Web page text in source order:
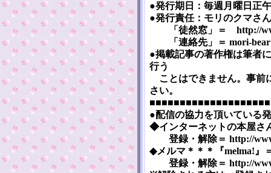
●発行期日：毎週月曜日正
●発行責任：モリのクマさ
「徒然窓」＝ http://
「連絡先」＝ mori-
●掲載記事の著作権は筆者
行う
ことはできません。事前
さい。
●配信の協力を頂いている
◆インターネットの本屋さ
登録・解除＝ http://
◆メルマ＊＊＊『melma!』
登録・解除＝ http://